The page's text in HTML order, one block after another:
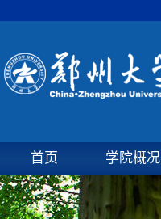
首页 学院概况